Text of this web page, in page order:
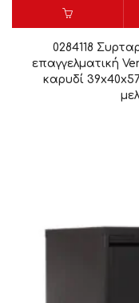
0284118
επαγγελματική
καρυδί